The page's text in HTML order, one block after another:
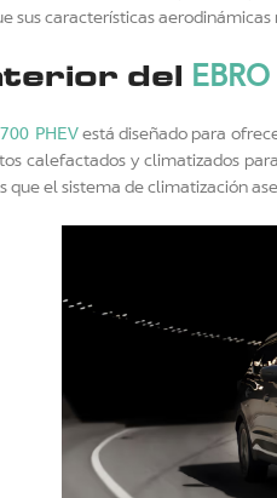
sus características
del
PHEVestá diseñado para
calefactados y climatizados
que el sistema de climatización